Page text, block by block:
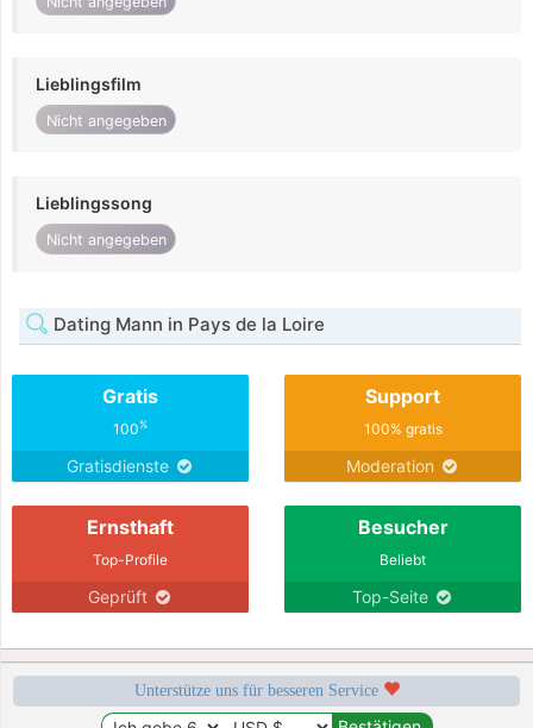
Lieblingsfilm
Nicht angegeben
Lieblingssong
Nicht angegeben
Dating Mann in Pays de la Loire
Gratis
100%
Gratisdienste
Support
100% gratis
Moderation
Ernsthaft
Top-Profile
Geprüft
Besucher
Beliebt
Top-Seite
Unterstütze uns für besseren Service